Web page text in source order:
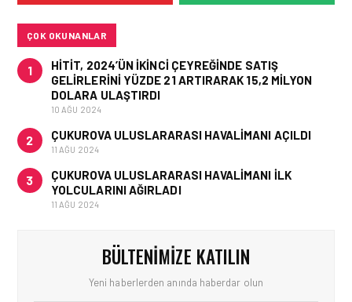
KURTARAN HAMLE
ÇOK OKUNANLAR
1
HITIT, 2024’ÜN IKINCI ÇEYREĞINDE SATIŞ
GELIRLERINI YÜZDE 21 ARTIRARAK 15,2 MILYON
DOLARA ULAŞTIRDI
10 AĞU 2024
2 ÇUKUROVA ULUSLARARASI HAVALIMANI AÇILDI
11 AĞU 2024
3
ÇUKUROVA ULUSLARARASI HAVALIMANI İLK
YOLCULARINI AĞIRLADI
11 AĞU 2024
BÜLTENIMIZE KATILIN
Yeni haberlerden anında haberdar olun